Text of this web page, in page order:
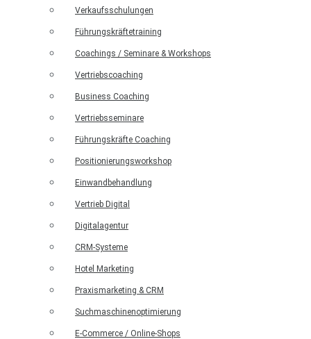
Verkaufsschulungen
Führungskräftetraining
Coachings / Seminare & Workshops
Vertriebscoaching
Business Coaching
Vertriebsseminare
Führungskräfte Coaching
Positionierungsworkshop
Einwandbehandlung
Vertrieb Digital
Digitalagentur
CRM-Systeme
Hotel Marketing
Praxismarketing & CRM
Suchmaschinenoptimierung
E-Commerce / Online-Shops